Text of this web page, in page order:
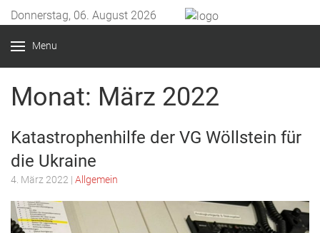
Donnerstag, 06. August 2026
Menu
Monat: März 2022
Katastrophenhilfe der VG Wöllstein für
die Ukraine
4. März 2022 | Allgemein